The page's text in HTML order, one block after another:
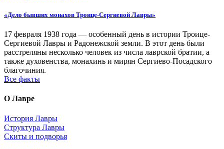
«Дело бывших монахов Троице-Сергиевой Лавры»
17 февраля 1938 года — особенный день в истории Троице-
Сергиевой Лавры и Радонежской земли. В этот день были
расстреляны несколько человек из числа лаврской братии, а
также духовенства, монахинь и мирян Сергиево-Посадского
благочиния.
Все факты
О Лавре
История Лавры
Структура Лавры
Скиты и подворья